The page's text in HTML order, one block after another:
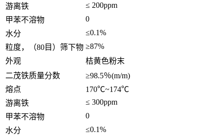
游离铁
≤ 200ppm
甲苯不溶物
0
水分
≤0.1%
粒度，（80目）筛下物 ≥87%
外观
桔黄色粉末
二茂铁质量分数
≥98.5％(m/m)
熔点
170℃~174℃
游离铁
≤ 300ppm
甲苯不溶物
0
水分
≤0.1%